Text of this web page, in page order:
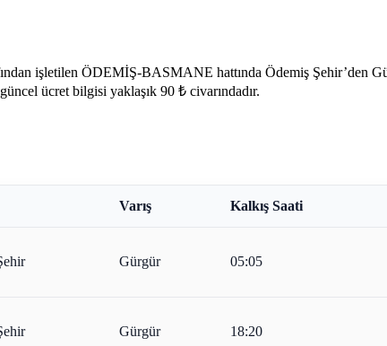
işletilen ÖDEMİŞ-BASMANE hattında Ödemiş Şehir’den
ücret bilgisi yaklaşık 90 ₺ civarındadır.
Varış Kalkış Saati
Gürgür 05:05
Gürgür 18:20